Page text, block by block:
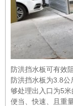
防洪挡水板可有效
防洪挡水板为3.8
够处理出入口为5
便当、快速、且重